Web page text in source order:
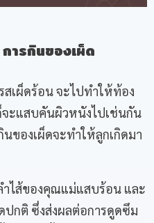
การกินของเผ็ด
สเผ็ดร้อน จะไปทำให้ท้อง
จะแสบคันผิวหนังไปเช่นกัน
ของเผ็ดจะทำให้ลูกเกิดมา
ำไส้ของคุณแม่แสบร้อน และ
ปกติ ซึ่งส่งผลต่อการดูดซึม